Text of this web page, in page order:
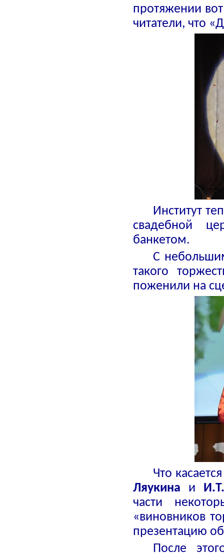
протяжении
читатели, что
Институт
свадебной
банкетом.
С
такого
поженили на
Что
Ляукина и
части
«виновников
презентацию
После